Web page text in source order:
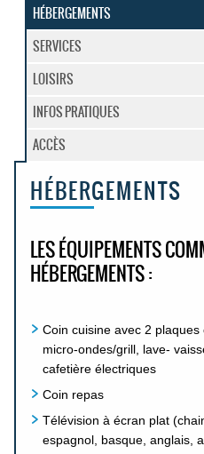
HÉBERGEMENTS
SERVICES
LOISIRS
INFOS PRATIQUES
ACCÈS
HÉBERGEMENTS
LES ÉQUIPEMENTS
HÉBERGEMENTS :
Coin cuisine avec 2
micro-ondes/grill, lave-
cafetière électriques
Coin repas
Télévision à écran plat
espagnol, basque, anglais,